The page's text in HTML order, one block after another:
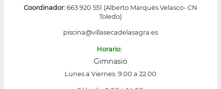
Coordinador:663 920 551 (Alberto Marqués Velasco- CN
Toledo)
piscina@villasecadelasagra.es
Horario:
Gimnasio
Lunes a Viernes: 9.00 a 22.00